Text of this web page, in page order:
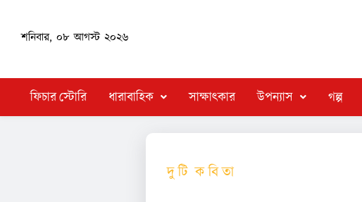
শনিবার, ০৮ আগস্ট ২০২৬
ফিচার স্টোরি ধারাবাহিক সাক্ষাৎকার উপন্যাস গল্প
দু টি ক বি তা